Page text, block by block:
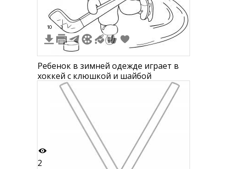
10 3
Ребенок в зимней одежде играет в
хоккей с клюшкой и шайбой
2